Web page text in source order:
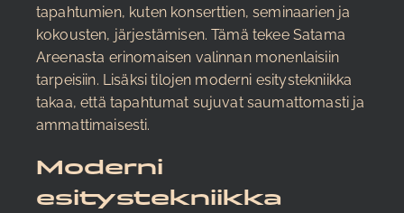
tapahtumien, kuten konserttien, seminaarien ja
kokousten, järjestämisen. Tämä tekee Satama
Areenasta erinomaisen valinnan monenlaisiin
tarpeisiin. Lisäksi tilojen moderni esitystekniikka
takaa, että tapahtumat sujuvat saumattomasti ja
ammattimaisesti.
Moderni
esitystekniikka